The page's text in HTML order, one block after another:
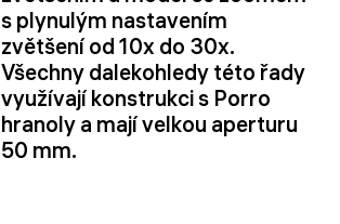
s plynulým nastavením
zvětšení od 10x do 30x.
Všechny dalekohledy této řady
využívají konstrukci s Porro
hranoly a mají velkou aperturu
50 mm.